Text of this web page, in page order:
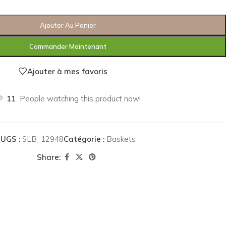
Ajouter Au Panier
Commander Maintenant
Ajouter à mes favoris
11 People watching this product now!
UGS : SLB_12948Catégorie : Baskets
Share: